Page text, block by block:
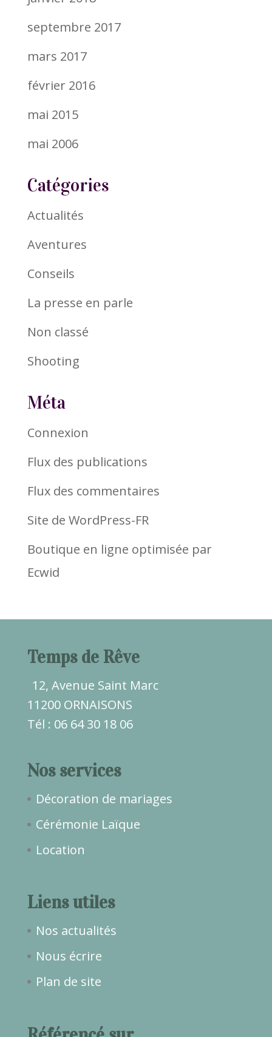
septembre 2017
mars 2017
février 2016
mai 2015
mai 2006
Catégories
Actualités
Aventures
Conseils
La presse en parle
Non classé
Shooting
Méta
Connexion
Flux des publications
Flux des commentaires
Site de WordPress-FR
Boutique en ligne optimisée par
Ecwid
Temps de Rêve
12, Avenue Saint Marc
11200 ORNAISONS
Tél : 06 64 30 18 06
Nos services
Décoration de mariages
Cérémonie Laïque
Location
Liens utiles
Nos actualités
Nous écrire
Plan de site